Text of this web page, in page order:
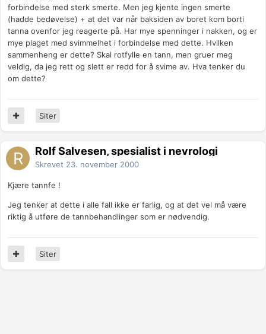
forbindelse med sterk smerte. Men jeg kjente ingen smerte
(hadde bedøvelse) + at det var når baksiden av boret kom borti
tanna ovenfor jeg reagerte på. Har mye spenninger i nakken, og er
mye plaget med svimmelhet i forbindelse med dette. Hvilken
sammenheng er dette? Skal rotfylle en tann, men gruer meg
veldig, da jeg rett og slett er redd for å svime av. Hva tenker du
om dette?
Siter
Rolf Salvesen, spesialist i nevrologi
Skrevet 23. november 2000
Kjære tannfe !
Jeg tenker at dette i alle fall ikke er farlig, og at det vel må være
riktig å utføre de tannbehandlinger som er nødvendig.
Siter